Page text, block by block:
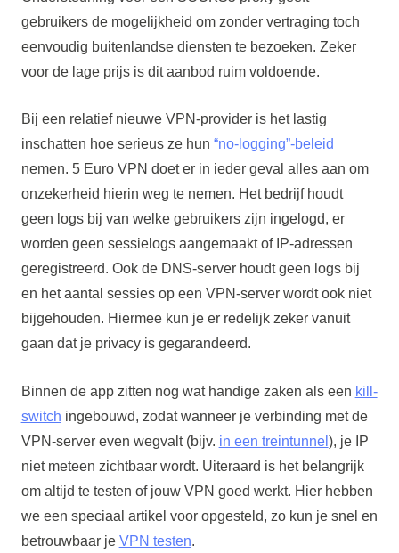
gebruikers de mogelijkheid om zonder vertraging toch
eenvoudig buitenlandse diensten te bezoeken. Zeker
voor de lage prijs is dit aanbod ruim voldoende.
Bij een relatief nieuwe VPN-provider is het lastig
inschatten hoe serieus ze hun “no-logging”-beleid
nemen. 5 Euro VPN doet er in ieder geval alles aan om
onzekerheid hierin weg te nemen. Het bedrijf houdt
geen logs bij van welke gebruikers zijn ingelogd, er
worden geen sessielogs aangemaakt of IP-adressen
geregistreerd. Ook de DNS-server houdt geen logs bij
en het aantal sessies op een VPN-server wordt ook niet
bijgehouden. Hiermee kun je er redelijk zeker vanuit
gaan dat je privacy is gegarandeerd.
Binnen de app zitten nog wat handige zaken als een kill-
switch ingebouwd, zodat wanneer je verbinding met de
VPN-server even wegvalt (bijv. in een treintunnel ), je IP
niet meteen zichtbaar wordt. Uiteraard is het belangrijk
om altijd te testen of jouw VPN goed werkt. Hier hebben
we een speciaal artikel voor opgesteld, zo kun je snel en
betrouwbaar je VPN testen.